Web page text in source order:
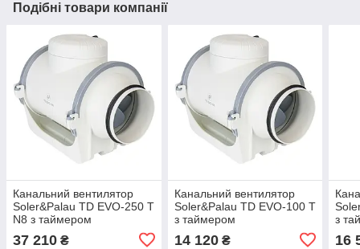
Подібні товари компанії
Канальний вентилятор
Soler&Palau TD EVO-250 T
N8 з таймером
37 210 ₴
Канальний вентилятор
Soler&Palau TD EVO-100 T
з таймером
14 120₴
з
16